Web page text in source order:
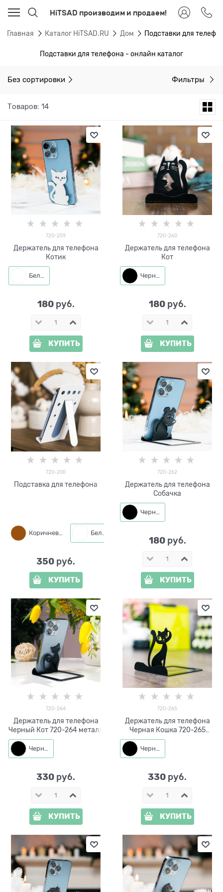
HiTSAD производим и продаем!
Главная Каталог HiTSAD.RU Дом Подставки для
Подставки для телефона - онлайн каталог
Без сортировки Фильтры
Товаров: 14
720-259
Держатель для телефона
Котик
Белый
180 руб.
КУПИТЬ
720-260
Держатель для телефона
Кот
Черный
180 руб.
КУПИТЬ
720-200
Подставка для телефона
Коричневый Белый
350 руб.
КУПИТЬ
720-262
Держатель для телефона
Собачка
Черный
180 руб.
КУПИТЬ
720-264
Держатель для телефона
Черный Кот 720-264 металл
Черный
330 руб.
КУПИТЬ
720-265
Держатель для телефона
Черная Кошка 720-265
металл
Черный
330 руб.
КУПИТЬ